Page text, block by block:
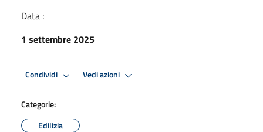
Data :
1 settembre 2025
Condividi Vedi azioni
Categorie:
Edilizia